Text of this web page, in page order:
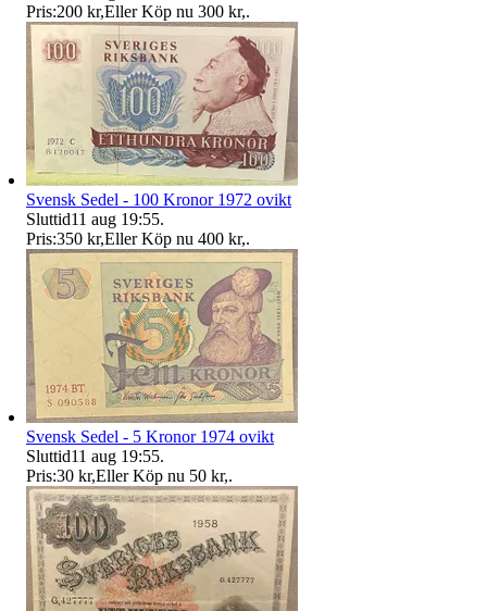
Pris:200 kr,Eller Köp nu 300 kr,.
Svensk Sedel - 100 Kronor 1972 ovikt
Sluttid11 aug 19:55.
Pris:350 kr,Eller Köp nu 400 kr,.
Svensk Sedel - 5 Kronor 1974 ovikt
Sluttid11 aug 19:55.
Pris:30 kr,Eller Köp nu 50 kr,.